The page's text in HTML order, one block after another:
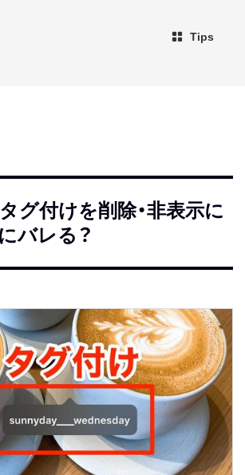
Tips
グ付けを削除・非表示に
バレる？